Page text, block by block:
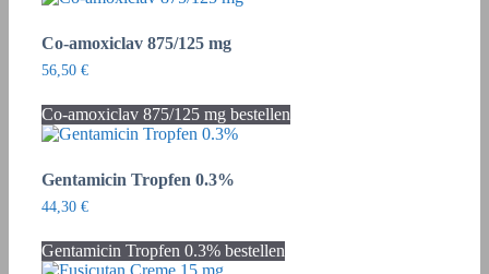
Co-amoxiclav 875/125 mg
56,50 €
Co-amoxiclav 875/125 mg bestellen
Gentamicin Tropfen 0.3%
44,30 €
Gentamicin Tropfen 0.3% bestellen